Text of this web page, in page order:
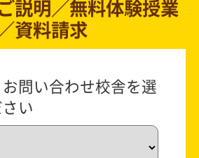
説明／無料体験授業
／資料請求
問い合わせ校舎を選
い